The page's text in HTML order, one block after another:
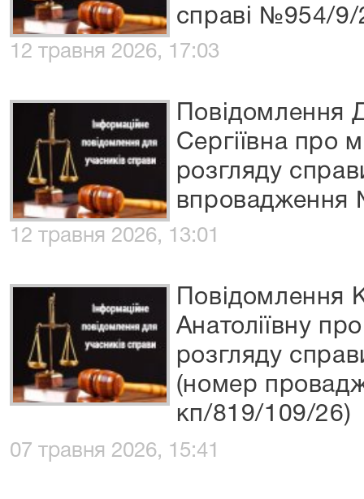
справі №954/9/
12 травня 2026, 17:03
Повідомлення
Сергіївна про
розгляду
впровадження
12 травня 2026, 13:01
Повідомлення
Анатоліївну
розгляду
(номер
кп/819/109/26)
07 травня 2026, 15:41